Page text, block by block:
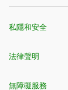
私隱和安全
法律聲明
無障礙服務